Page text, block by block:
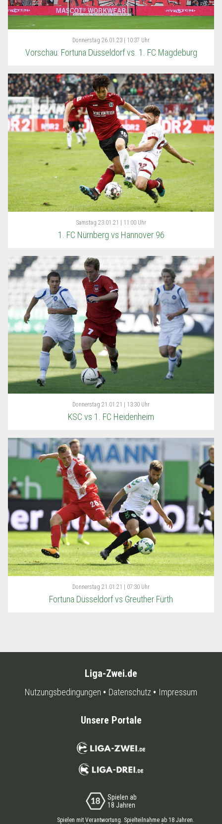
Donnerstag 26.01.23 | 10:37 Uhr
Vorschau: Fortuna Düsseldorf vs. 1. FC Magdeburg
Samstag 23.01.21 | 11:00 Uhr
1. FC Nürnberg vs Hannover 96
Donnerstag 21.01.21 | 13:30 Uhr
KSC vs 1. FC Heidenheim
Donnerstag 21.01.21 | 07:30 Uhr
Fortuna Düsseldorf vs Greuther Fürth
Liga-Zwei.de
Nutzungsbedingungen Datenschutz Impressum
Unsere Portale
Spielen ab
18 Jahren
Spielen mit Verantwortung. Spielteilnahme ab 18 Jahren.